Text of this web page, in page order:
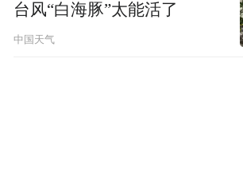
台风“白海豚”太能活了
中国天气